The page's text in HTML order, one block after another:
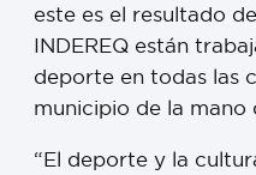
este es el resultado
INDEREQ están
deporte en todas las
municipio de la mano
“El deporte y la